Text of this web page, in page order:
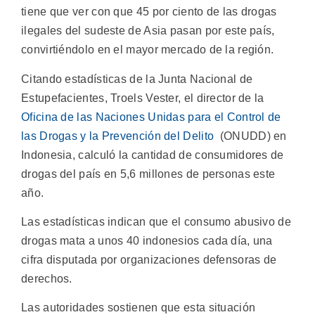
tiene que ver con que 45 por ciento de las drogas
ilegales del sudeste de Asia pasan por este país,
convirtiéndolo en el mayor mercado de la región.
Citando estadísticas de la Junta Nacional de
Estupefacientes, Troels Vester, el director de la
Oficina de las Naciones Unidas para el Control de
las Drogas y la Prevención del Delito (ONUDD) en
Indonesia, calculó la cantidad de consumidores de
drogas del país en 5,6 millones de personas este
año.
Las estadísticas indican que el consumo abusivo de
drogas mata a unos 40 indonesios cada día, una
cifra disputada por organizaciones defensoras de
derechos.
Las autoridades sostienen que esta situación